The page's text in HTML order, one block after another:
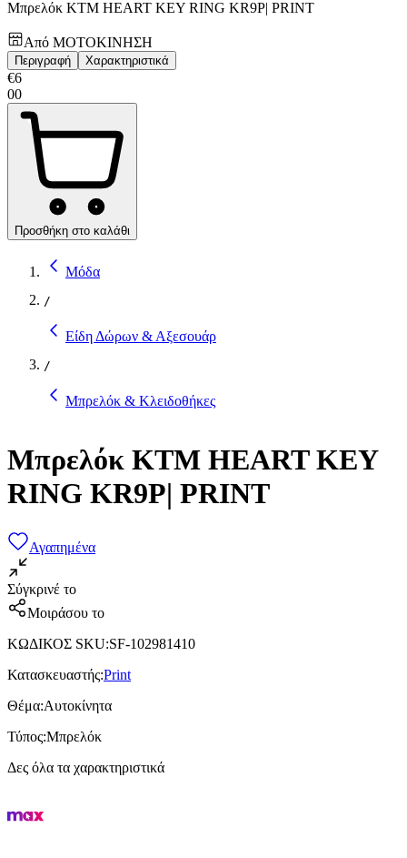
Μπρελόκ KTM HEART KEY RING KR9P| PRINT
Από ΜΟΤΟΚΙΝΗΣΗ
Περιγραφή Χαρακτηριστικά
€6
00
Προσθήκη στο καλάθι
Μόδα
/
Είδη Δώρων & Αξεσουάρ
/
Μπρελόκ & Κλειδοθήκες
Μπρελόκ KTM HEART KEY
RING KR9P| PRINT
Αγαπημένα
Σύγκρινέ το
Μοιράσου το
ΚΩΔΙΚΟΣ SKU:SF-102981410
Κατασκευαστής:Print
Θέμα:Αυτοκίνητα
Τύπος:Μπρελόκ
Δες όλα τα χαρακτηριστικά